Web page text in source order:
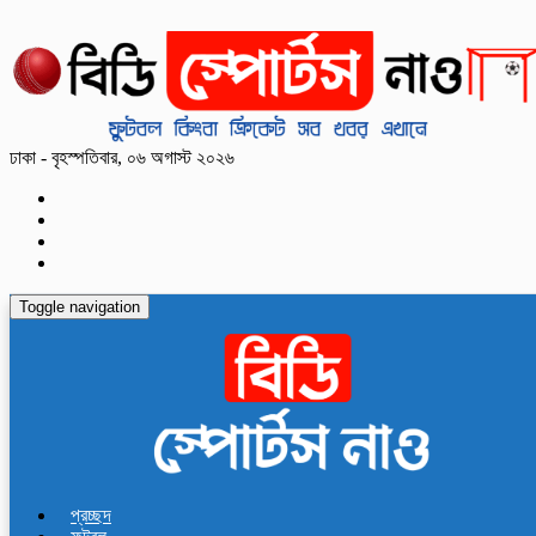
ঢাকা - বৃহস্পতিবার, ০৬ অগাস্ট ২০২৬
Toggle navigation
প্রচ্ছদ